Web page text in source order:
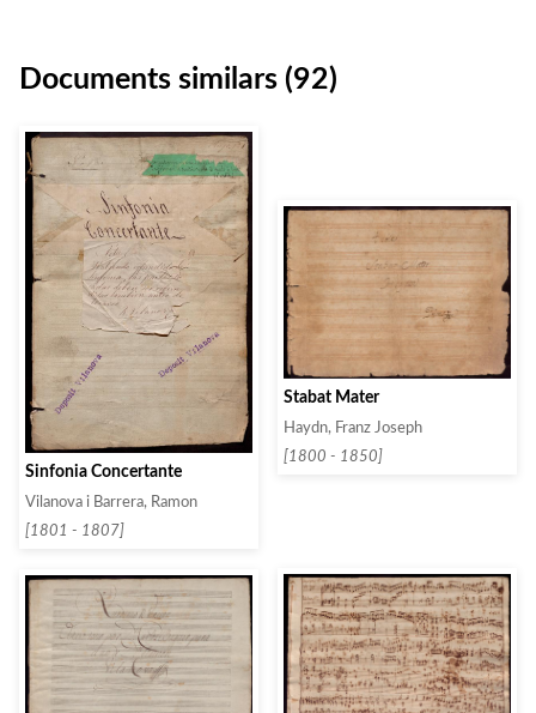
Documents similars (92)
Sinfonia Concertante
Vilanova i Barrera, Ramon
[1801 - 1807]
Stabat Mater
Haydn, Franz Joseph
[1800 - 1850]